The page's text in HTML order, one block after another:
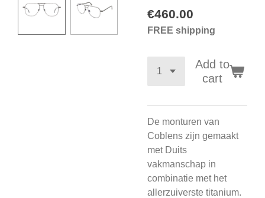
€460.00
FREE shipping
Add to
cart
De monturen van
Coblens zijn gemaakt
met Duits
vakmanschap in
combinatie met het
allerzuiverste titanium.